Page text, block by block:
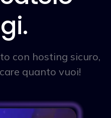
con hosting sicuro,
quanto vuoi!